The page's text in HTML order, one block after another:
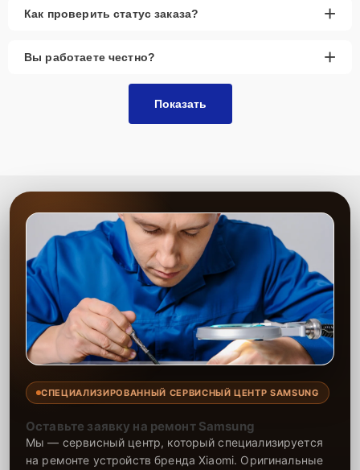
Как проверить статус заказа? +
Вы работаете честно? +
Показать
СПЕЦИАЛИЗИРОВАННЫЙ СЕРВИСНЫЙ ЦЕНТР SAMSUNG
Оставьте заявку на ремонт Samsung
Мы — сервисный центр, который специализируется
на ремонте устройств бренда Xiaomi. Оригинальные